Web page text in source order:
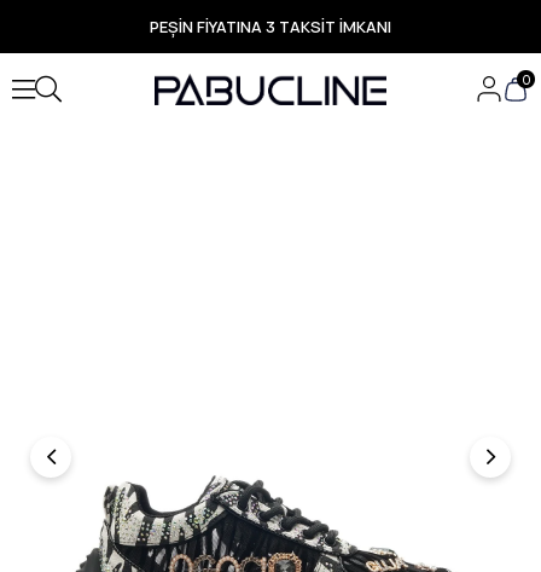
PEŞİN FİYATINA 3 TAKSİT İMKANI
TÜM ÜRÜNLERDE ÜCRETSİZ KARGO
Yeni Sezon Ürünlerde Özel Fırsatlar
Seçili Ürünlerde Hızlı Teslimat
0